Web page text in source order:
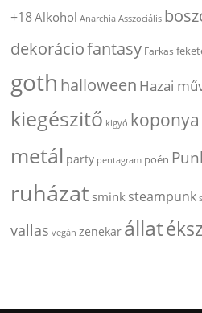
+18Alkohol Anarchia Asszociális
dekoráciofantasy Farkas
goth halloween Hazai
kiegészitő kigyó koponya
metál party pentagram poén
ruházat smink steampunk
vallas vegán zenekar állat